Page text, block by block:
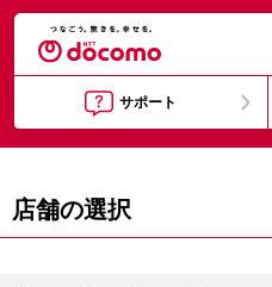
サポート
店舗の選択